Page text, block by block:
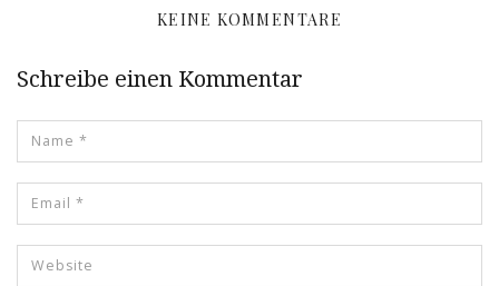
KEINE KOMMENTARE
Schreibe einen Kommentar